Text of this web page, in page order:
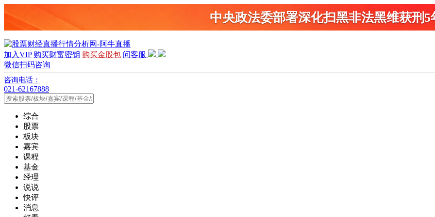
中央政法委部署深化扫黑非法黑维获刑5
加入VIP 购买财富密钥 购买金股包 问客服
微信扫码咨询
咨询电话：
021-62167888
综合
股票
板块
嘉宾
课程
基金
经理
说说
快评
消息